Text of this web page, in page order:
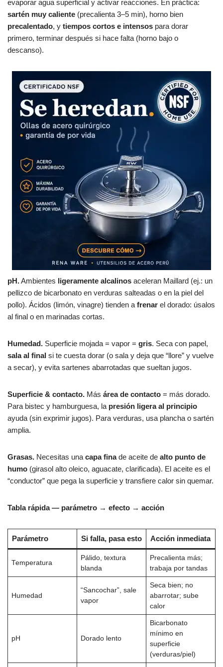
evaporar agua superficial y activar reacciones. En práctica:
sartén muy caliente (precalienta 3–5 min), horno bien
precalentado, y tiempos cortos e intensos para dorar
primero, terminar después si hace falta (horno bajo o
descanso).
pH.Ambientes ligeramente alcalinos aceleran Maillard (ej.: un
pellizco de bicarbonato en verduras salteadas o en la piel del
pollo). Ácidos (limón, vinagre) tienden a frenar el dorado: úsalos
al final o en marinadas cortas.
Humedad. Superficie mojada = vapor = gris. Seca con papel,
sala al final si te cuesta dorar (o sala y deja que “llore” y vuelve
a secar), y evita sartenes abarrotadas que sueltan jugos.
Superficie & contacto. Más área de contacto = más dorado.
Para bistec y hamburguesa, la presión ligera al principio
ayuda (sin exprimir jugos). Para verduras, usa plancha o sartén
amplia.
Grasas. Necesitas una capa finade aceite de alto punto de
humo (girasol alto oleico, aguacate, clarificada). El aceite es el
“conductor” que pega la superficie y transfiere calor sin quemar.
Tabla rápida — parámetro → efecto → acción
Parámetro Si falla, pasa esto Acción inmediata
Temperatura
Pálido, textura
blanda
Precalienta más;
trabaja por tandas
Humedad
“Sancochar”, sale
vapor
Seca bien; no
abarrotar; sube
calor
pH Dorado lento
Bicarbonato
mínimo en
superficie
(verduras/piel)